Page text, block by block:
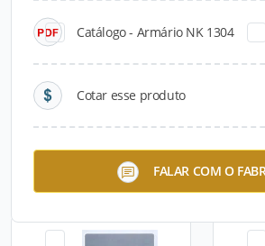
Catálogo - Armário NK 1304
Cotar esse produto
FALAR COM O